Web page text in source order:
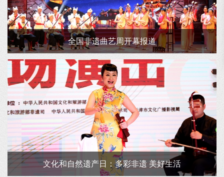
全国非遗曲艺周开幕报道
文化和自然遗产日：多彩非遗 美好生活